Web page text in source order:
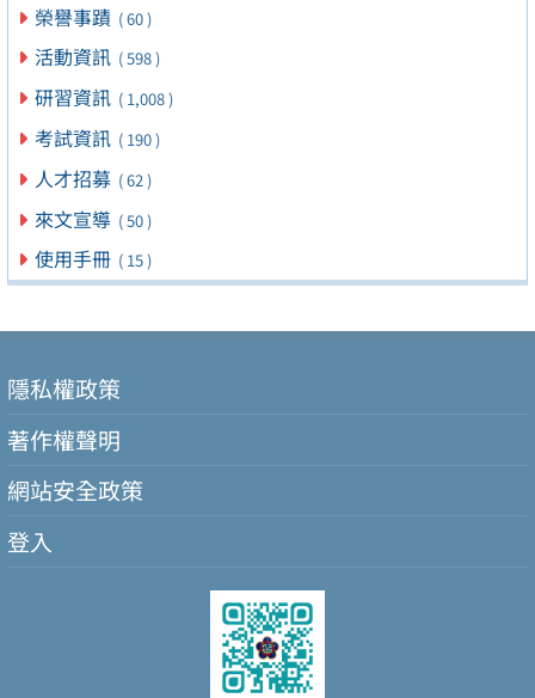
榮譽事蹟 ( 60 )
活動資訊 ( 598 )
研習資訊 ( 1,008 )
考試資訊 ( 190 )
人才招募 ( 62 )
來文宣導 ( 50 )
使用手冊 ( 15 )
隱私權政策
著作權聲明
網站安全政策
登入